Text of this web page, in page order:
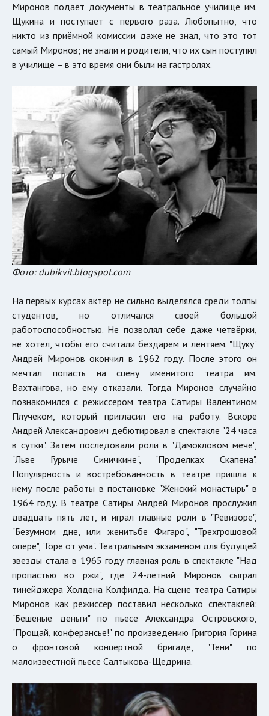
Миронов подаёт документы в театральное училище им.
Щукина и поступает с первого раза. Любопытно, что
никто из приёмной комиссии даже не знал, что это тот
самый Миронов; не знали и родители, что их сын поступил
в училище – в это время они были на гастролях.
Фото: dubikvit.blogspot.com
На первых курсах актёр не сильно выделялся среди толпы
студентов, но отличался своей большой
работоспособностью. Не позволял себе даже четвёрки,
не хотел, чтобы его считали бездарем и лентяем. "Щуку"
Андрей Миронов окончил в 1962 году. После этого он
мечтал попасть на сцену именитого театра им.
Вахтангова, но ему отказали. Тогда Миронов случайно
познакомился с режиссером театра Сатиры Валентином
Плучеком, который пригласил его на работу. Вскоре
Андрей Александрович дебютировал в спектакле "24 часа
в сутки". Затем последовали роли в "Дамокловом мече",
"Льве Гурыче Синичкине", "Проделках Скапена".
Популярность и востребованность в театре пришла к
нему после работы в постановке "Женский монастырь" в
1964 году. В театре Сатиры Андрей Миронов прослужил
двадцать пять лет, и играл главные роли в "Ревизоре",
"Безумном дне, или женитьбе Фигаро", "Трехгрошовой
опере", "Горе от ума". Театральным экзаменом для будущей
звезды стала в 1965 году главная роль в спектакле "Над
пропастью во ржи", где 24-летний Миронов сыграл
тинейджера Холдена Колфилда. На сцене театра Сатиры
Миронов как режиссер поставил несколько спектаклей:
"Бешеные деньги" по пьесе Александра Островского,
"Прощай, конферансье!" по произведению Григория Горина
о фронтовой концертной бригаде, "Тени" по
малоизвестной пьесе Салтыкова-Щедрина.